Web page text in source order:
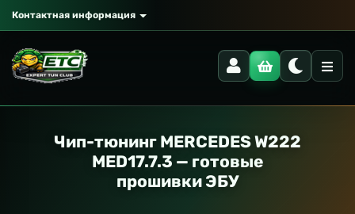
Контактная информация
Чип-тюнинг MERCEDES W222
MED17.7.3 — готовые
прошивки ЭБУ